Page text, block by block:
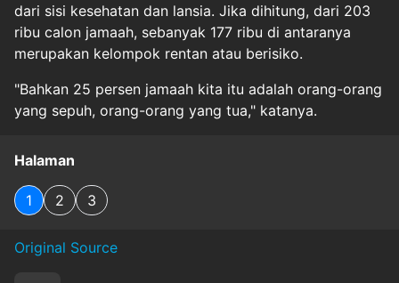
dari sisi kesehatan dan lansia. Jika dihitung, dari 203
ribu calon jamaah, sebanyak 177 ribu di antaranya
merupakan kelompok rentan atau berisiko.
"Bahkan 25 persen jamaah kita itu adalah orang-orang
yang sepuh, orang-orang yang tua," katanya.
Halaman
1 2 3
Original Source